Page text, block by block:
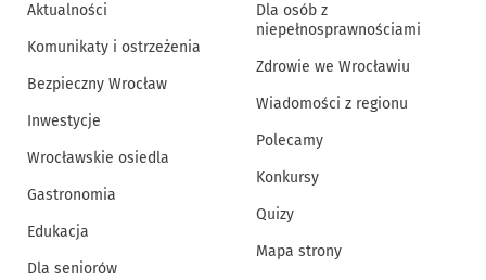
Aktualności
Komunikaty i ostrzeżenia
Bezpieczny Wrocław
Inwestycje
Wrocławskie osiedla
Gastronomia
Edukacja
Dla seniorów
Dla osób z
niepełnosprawnościami
Zdrowie we Wrocławiu
Wiadomości z regionu
Polecamy
Konkursy
Quizy
Mapa strony